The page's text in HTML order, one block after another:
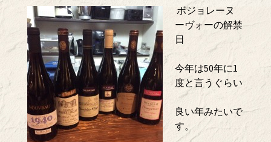
ボジョレーヌ
ーヴォーの解禁
日
今年は50年に1
度と言うぐらい
良い年みたいで
す。